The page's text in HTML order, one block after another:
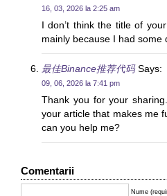
16, 03, 2026 la 2:25 am
I don’t think the title of
mainly because I had
最佳Binance推荐代码Says:
09, 06, 2026 la 7:41 pm
Thank you for your
your article that makes me
can you help me?
Comentarii
Nume